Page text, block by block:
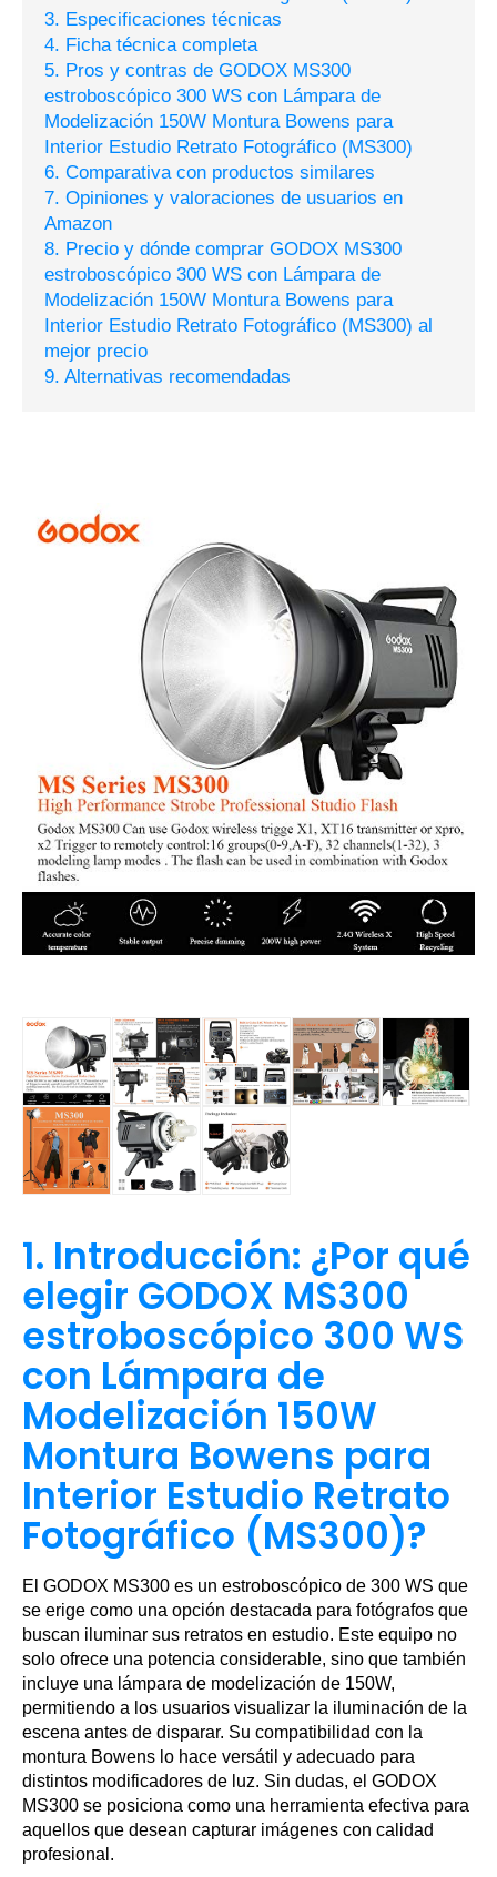
3. Especificaciones técnicas
4. Ficha técnica completa
5. Pros y contras de GODOX MS300
estroboscópico 300 WS con Lámpara de
Modelización 150W Montura Bowens para
Interior Estudio Retrato Fotográfico (MS300)
6. Comparativa con productos similares
7. Opiniones y valoraciones de usuarios en
Amazon
8. Precio y dónde comprar GODOX MS300
estroboscópico 300 WS con Lámpara de
Modelización 150W Montura Bowens para
Interior Estudio Retrato Fotográfico (MS300) al
mejor precio
9. Alternativas recomendadas
1. Introducción: ¿Por qué
elegir GODOX MS300
estroboscópico 300 WS
con Lámpara de
Modelización 150W
Montura Bowens para
Interior Estudio Retrato
Fotográfico (MS300)?
El GODOX MS300 es un estroboscópico de 300 WS que
se erige como una opción destacada para fotógrafos que
buscan iluminar sus retratos en estudio. Este equipo no
solo ofrece una potencia considerable, sino que también
incluye una lámpara de modelización de 150W,
permitiendo a los usuarios visualizar la iluminación de la
escena antes de disparar. Su compatibilidad con la
montura Bowens lo hace versátil y adecuado para
distintos modificadores de luz. Sin dudas, el GODOX
MS300 se posiciona como una herramienta efectiva para
aquellos que desean capturar imágenes con calidad
profesional.